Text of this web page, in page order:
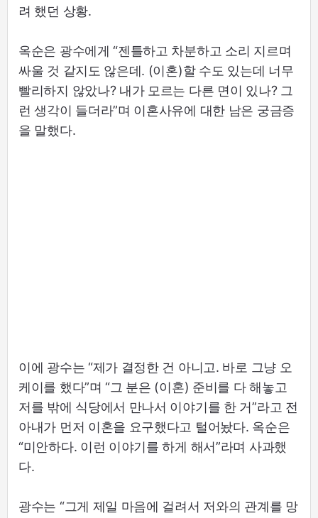
려 했던 상황.
옥순은 광수에게 “젠틀하고 차분하고 소리 지르며
싸울 것 같지도 않은데. (이혼)할 수도 있는데 너무
빨리하지 않았나? 내가 모르는 다른 면이 있나? 그
런 생각이 들더라”며 이혼사유에 대한 남은 궁금증
을 말했다.
이에 광수는 “제가 결정한 건 아니고. 바로 그냥 오
케이를 했다”며 “그 분은 (이혼) 준비를 다 해놓고
저를 밖에 식당에서 만나서 이야기를 한 거”라고 전
아내가 먼저 이혼을 요구했다고 털어놨다. 옥순은
“미안하다. 이런 이야기를 하게 해서”라며 사과했
다.
광수는 “그게 제일 마음에 걸려서 저와의 관계를 망